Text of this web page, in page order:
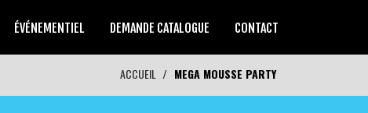
ÉVÉNEMENTIEL DEMANDE CATALOGUE CONTACT
ACCUEIL MEGA MOUSSE PARTY